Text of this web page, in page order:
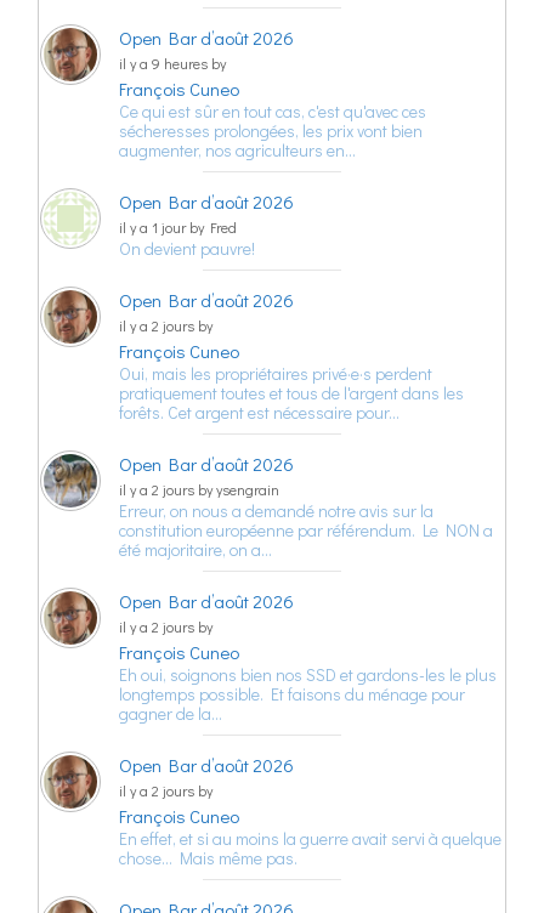
Open Bar d’août 2026
il y a 9 heures by
François Cuneo
Ce qui est sûr en tout cas, c'est qu'avec ces
sécheresses prolongées, les prix vont bien
augmenter, nos agriculteurs en…
Open Bar d’août 2026
il y a 1 jour by Fred
On devient pauvre!
Open Bar d’août 2026
il y a 2 jours by
François Cuneo
Oui, mais les propriétaires privé·e·s perdent
pratiquement toutes et tous de l'argent dans les
forêts. Cet argent est nécessaire pour…
Open Bar d’août 2026
il y a 2 jours by ysengrain
Erreur, on nous a demandé notre avis sur la
constitution européenne par référendum. Le NON a
été majoritaire, on a…
Open Bar d’août 2026
il y a 2 jours by
François Cuneo
Eh oui, soignons bien nos SSD et gardons-les le plus
longtemps possible. Et faisons du ménage pour
gagner de la…
Open Bar d’août 2026
il y a 2 jours by
François Cuneo
En effet, et si au moins la guerre avait servi à quelque
chose… Mais même pas.